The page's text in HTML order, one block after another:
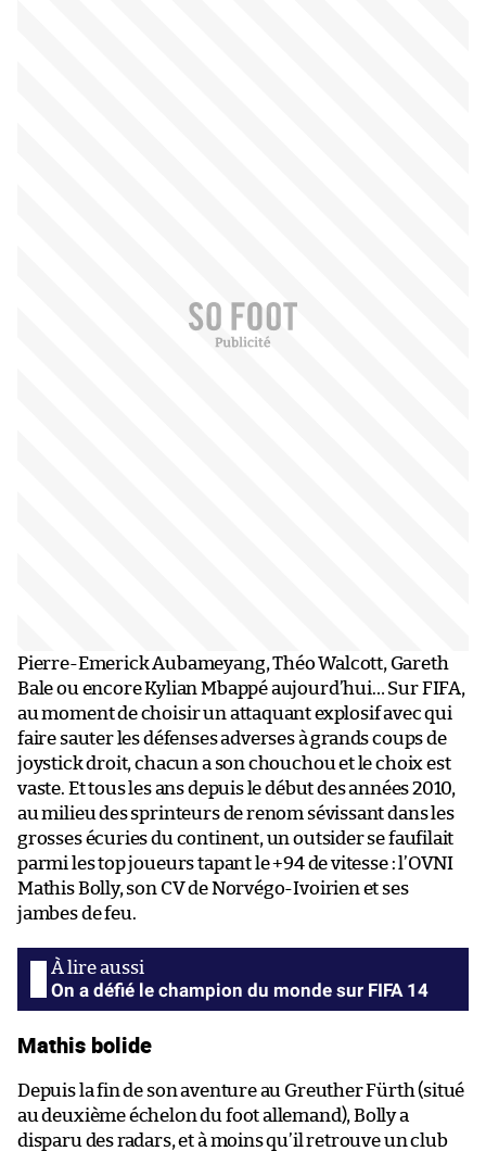
Pierre-Emerick Aubameyang, Théo Walcott, Gareth
Bale ou encore Kylian Mbappé aujourd’hui… Sur FIFA,
au moment de choisir un attaquant explosif avec qui
faire sauter les défenses adverses à grands coups de
joystick droit, chacun a son chouchou et le choix est
vaste. Et tous les ans depuis le début des années 2010,
au milieu des sprinteurs de renom sévissant dans les
grosses écuries du continent, un outsider se faufilait
parmi les top joueurs tapant le +94 de vitesse : l’OVNI
Mathis Bolly, son CV de Norvégo-Ivoirien et ses
jambes de feu.
On a défié le champion du monde sur FIFA 14
Mathis bolide
Depuis la fin de son aventure au Greuther Fürth (situé
au deuxième échelon du foot allemand), Bolly a
disparu des radars, et à moins qu’il retrouve un club